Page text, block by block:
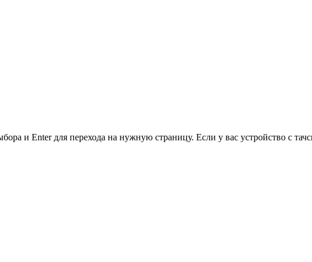
и Enter для перехода на нужную страницу. Если у вас устройство с